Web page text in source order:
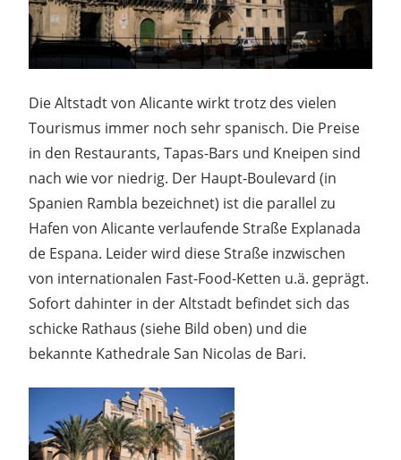
Die Altstadt von Alicante wirkt trotz des vielen
Tourismus immer noch sehr spanisch. Die Preise
in den Restaurants, Tapas-Bars und Kneipen sind
nach wie vor niedrig. Der Haupt-Boulevard (in
Spanien Rambla bezeichnet) ist die parallel zu
Hafen von Alicante verlaufende Straße Explanada
de Espana. Leider wird diese Straße inzwischen
von internationalen Fast-Food-Ketten u.ä. geprägt.
Sofort dahinter in der Altstadt befindet sich das
schicke Rathaus (siehe Bild oben) und die
bekannte Kathedrale San Nicolas de Bari.